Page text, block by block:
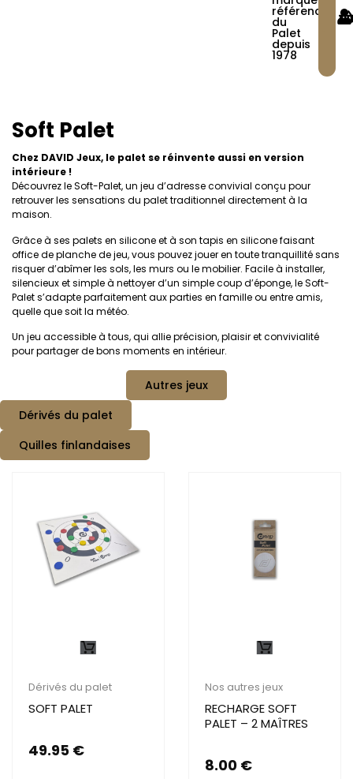
référence
du
Palet
depuis
1978
Soft Palet
Chez DAVID Jeux, le palet se réinvente aussi en version
intérieure !
Découvrez le Soft-Palet, un jeu d’adresse convivial conçu pour
retrouver les sensations du palet traditionnel directement à la
maison.
Grâce à ses palets en silicone et à son tapis en silicone faisant
office de planche de jeu, vous pouvez jouer en toute tranquillité sans
risquer d’abîmer les sols, les murs ou le mobilier. Facile à installer,
silencieux et simple à nettoyer d’un simple coup d’éponge, le Soft-
Palet s’adapte parfaitement aux parties en famille ou entre amis,
quelle que soit la météo.
Un jeu accessible à tous, qui allie précision, plaisir et convivialité
pour partager de bons moments en intérieur.
Autres jeux
Dérivés du palet
Quilles finlandaises
Dérivés du palet
SOFT PALET
49.95 €
Nos autres jeux
RECHARGE SOFT
PALET – 2 MAÎTRES
8.00 €